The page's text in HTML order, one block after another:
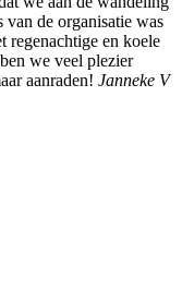
van de organisatie was
regenachtige en koele
we veel plezier
aanraden! Janneke V